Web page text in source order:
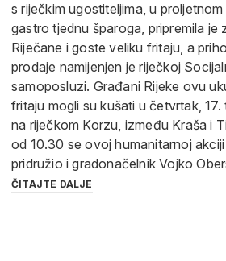
s riječkim ugostiteljima, u proljetnom
gastro tjednu šparoga, pripremila je
Riječane i goste veliku fritaju, a
prodaje namijenjen je riječkoj
samoposluzi. Građani Rijeke ovu
fritaju mogli su kušati u četvrtak, 17.
na riječkom Korzu, između Kraša i
od 10.30 se ovoj humanitarnoj akciji
pridružio i gradonačelnik Vojko
ČITAJTE DALJE